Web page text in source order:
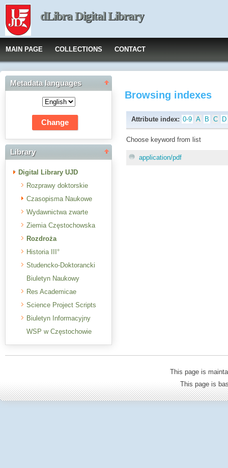
dLibra Digital Library
MAIN PAGE COLLECTIONS CONTACT
Metadata languages
Library
Digital Library UJD
Rozprawy doktorskie
Czasopisma Naukowe
Wydawnictwa zwarte
Ziemia Częstochowska
Rozdroża
Historia III°
Studencko-Doktorancki
Biuletyn Naukowy
Res Academicae
Science Project Scripts
Biuletyn Informacyjny
WSP w Częstochowie
Browsing indexes
Attribute index: 0-9 A B C D
Choose keyword from list
application/pdf
This page is
This page is